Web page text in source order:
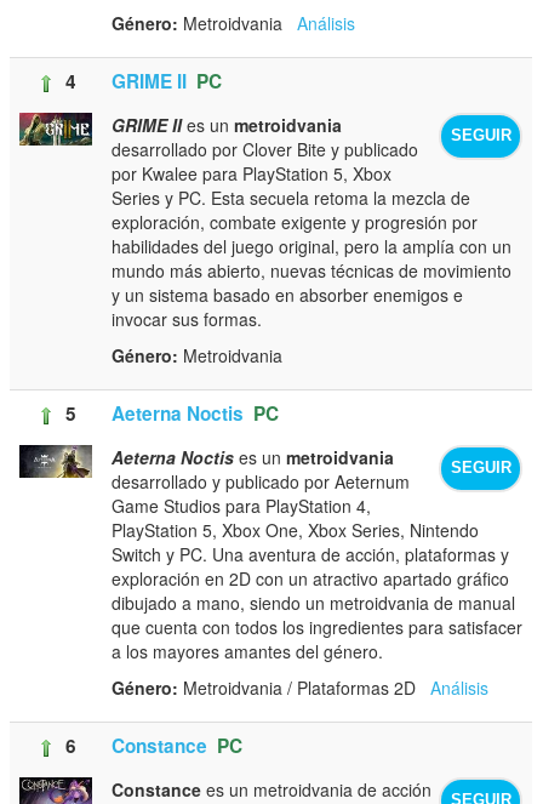
Género: MetroidvaniaAnálisis
4 GRIME II PC
SEGUIR
GRIME IIes unmetroidvania
desarrollado por Clover Bite y publicado
por Kwalee para PlayStation 5, Xbox
Series y PC. Esta secuela retoma la mezcla de
exploración, combate exigente y progresión por
habilidades del juego original, pero la amplía con un
mundo más abierto, nuevas técnicas de movimiento
y un sistema basado en absorber enemigos e
invocar sus formas.
Género: Metroidvania
5 Aeterna Noctis PC
SEGUIR
Aeterna Noctis es unmetroidvania
desarrollado y publicado por Aeternum
Game Studios para PlayStation 4,
PlayStation 5, Xbox One, Xbox Series, Nintendo
Switch y PC. Una aventura de acción, plataformas y
exploración en 2D con un atractivo apartado gráfico
dibujado a mano, siendo un metroidvania de manual
que cuenta con todos los ingredientes para satisfacer
a los mayores amantes del género.
Género: Metroidvania / Plataformas 2DAnálisis
6 Constance PC
SEGUIR
Constance es un metroidvania de acción